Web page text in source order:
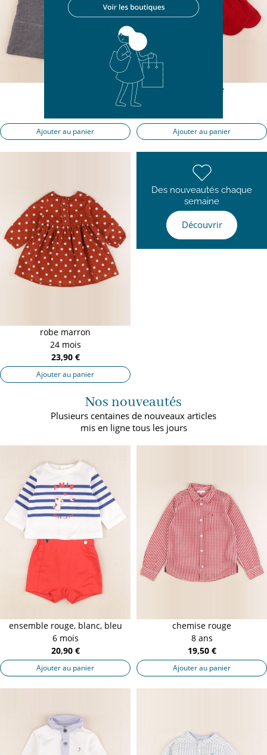
Ajouter au panier
robe rouge
Ajouter au panier
robe marron
24 mois
23,90 €
Ajouter au panier
Des nouveautés chaque
semaine
Découvrir
Nos nouveautés
Plusieurs centaines de nouveaux articles
mis en ligne tous les jours
ensemble rouge, blanc, bleu
6 mois
20,90 €
Ajouter au panier
chemise rouge
8 ans
19,50 €
Ajouter au panier